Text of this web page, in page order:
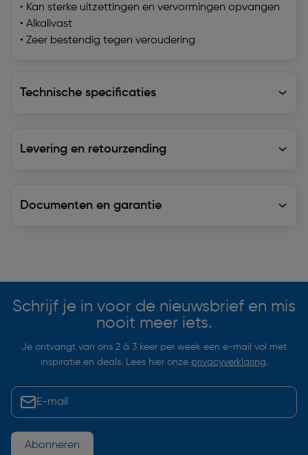
• Kan sterke uitzettingen en vervormingen opvangen
• Alkalivast
• Zeer bestendig tegen veroudering
Technische specificaties
Levering en retourzending
Documenten en garantie
Schrijf je in voor de nieuwsbrief en mis
nooit meer iets.
Je ontvangt van ons 2 à 3 keer per week een e-mail vol met
inspiratie en deals. Lees hier onze privacyverklaring.
Abonneren